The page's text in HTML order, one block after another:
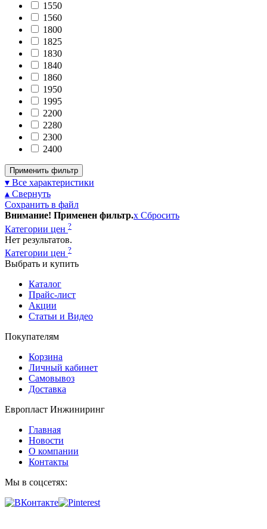
1550
1560
1800
1825
1830
1840
1860
1950
1995
2200
2280
2300
2400
Применить фильтр
▾ Все характеристики
▴ Свернуть
Сохранить в файл
Внимание! Применен фильтр.x Сбросить
Категории цен ?
Нет результатов.
Категории цен ?
Выбрать и купить
Каталог
Прайс-лист
Акции
Статьи и Видео
Покупателям
Корзина
Личный кабинет
Самовывоз
Доставка
Европласт Инжиниринг
Главная
Новости
О компании
Контакты
Мы в соцсетях: